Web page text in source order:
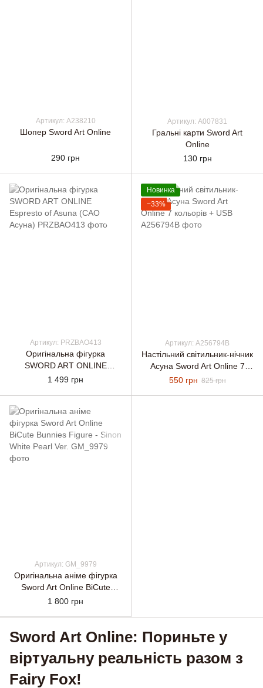
Артикул: A238210
Шопер Sword Art Online
290 грн
Артикул: A007831
Гральні карти Sword Art
Online
130 грн
Артикул: PRZBAO413
Оригінальна фігурка
SWORD ART ONLINE
Espresto of Asuna (САО
1 499 грн
Новинка
−33%
Артикул: A256794B
Настільний світильник-нічник
Асуна Sword Art Online 7
кольорів + USB
550 грн 825 грн
Артикул: GM_9979
Оригінальна аніме фігурка
Sword Art Online BiCute
Bunnies Figure - Sinon White
1 800 грн
Sword Art Online: Пориньте у
віртуальну реальність разом з
Fairy Fox!